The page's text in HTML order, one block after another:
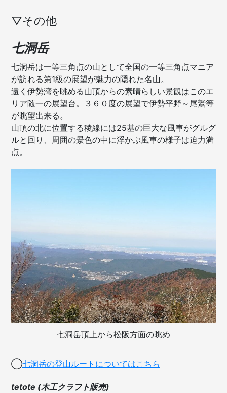
▽その他
七洞岳
七洞岳は一等三角点の山として全国の一等三角点マニア
が訪れる第1級の展望が魅力の隠れた名山。
遠く伊勢湾を眺める山頂からの素晴らしい景観はこのエ
リア随一の展望台。３６０度の展望で伊勢平野～尾鷲等
が眺望出来る。
山頂の北に位置する稜線には25基の巨大な風車がグルグ
ルと回り、周囲の景色の中に浮かぶ風車の様子は迫力満
点。
七洞岳頂上から松阪方面の眺め
◯七洞岳の登山ルートについてはこちら
tetote (木工クラフト販売)